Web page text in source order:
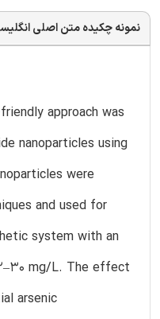
نمونه چکیده متن اصلی
approach was
nanoparticles using
were
and used for
system with an
mg/L. The effect
arsenic